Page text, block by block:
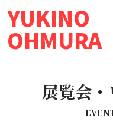
YUKINO
OHMURA
展覧会